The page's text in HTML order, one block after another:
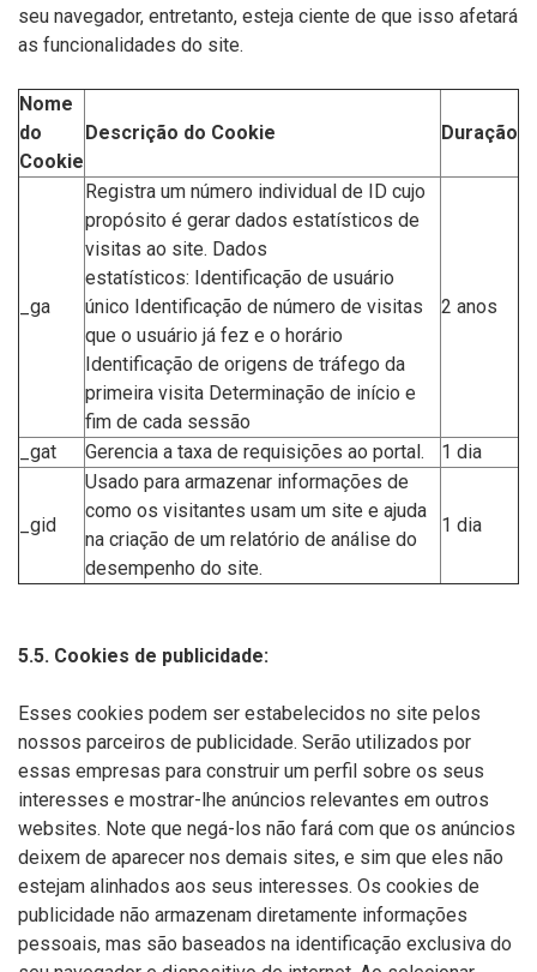
seu navegador, entretanto, esteja ciente de que isso afetará
as funcionalidades do site.
Nome
do
Cookie
Descrição do Cookie Duração
_ga
Registra um número individual de ID cujo
propósito é gerar dados estatísticos de
visitas ao site. Dados
estatísticos: Identificação de usuário
único Identificação de número de visitas
que o usuário já fez e o horário
Identificação de origens de tráfego da
primeira visita Determinação de início e
fim de cada sessão
2 anos
_gat Gerencia a taxa de requisições ao portal. 1 dia
_gid
Usado para armazenar informações de
como os visitantes usam um site e ajuda
na criação de um relatório de análise do
desempenho do site.
1 dia
5.5. Cookies de publicidade:
Esses cookies podem ser estabelecidos no site pelos
nossos parceiros de publicidade. Serão utilizados por
essas empresas para construir um perfil sobre os seus
interesses e mostrar-lhe anúncios relevantes em outros
websites. Note que negá-los não fará com que os anúncios
deixem de aparecer nos demais sites, e sim que eles não
estejam alinhados aos seus interesses. Os cookies de
publicidade não armazenam diretamente informações
pessoais, mas são baseados na identificação exclusiva do